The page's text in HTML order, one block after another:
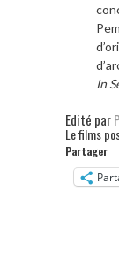
In
Edité par
Le films
Partager